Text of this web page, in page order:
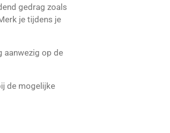
gedrag zoals
je tijdens je
aanwezig op de
de mogelijke